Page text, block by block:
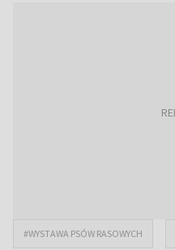
#WYSTAWA PSÓW RASOWYCH